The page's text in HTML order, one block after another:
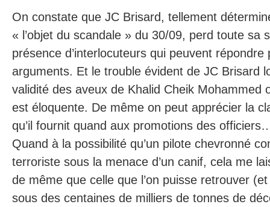
On constate que JC Brisard, tellement
« l’objet du scandale » du 30/09, perd toute sa
présence d’interlocuteurs qui peuvent
arguments. Et le trouble évident de JC Brisard
validité des aveux de Khalid Cheik Mohammed
est éloquente. De même on peut apprécier la
qu’il fournit quand aux promotions des
Quand à la possibilité qu’un pilote chevronné
terroriste sous la menace d’un canif, cela me
de même que celle que l’on puisse retrouver
sous des centaines de milliers de tonnes de